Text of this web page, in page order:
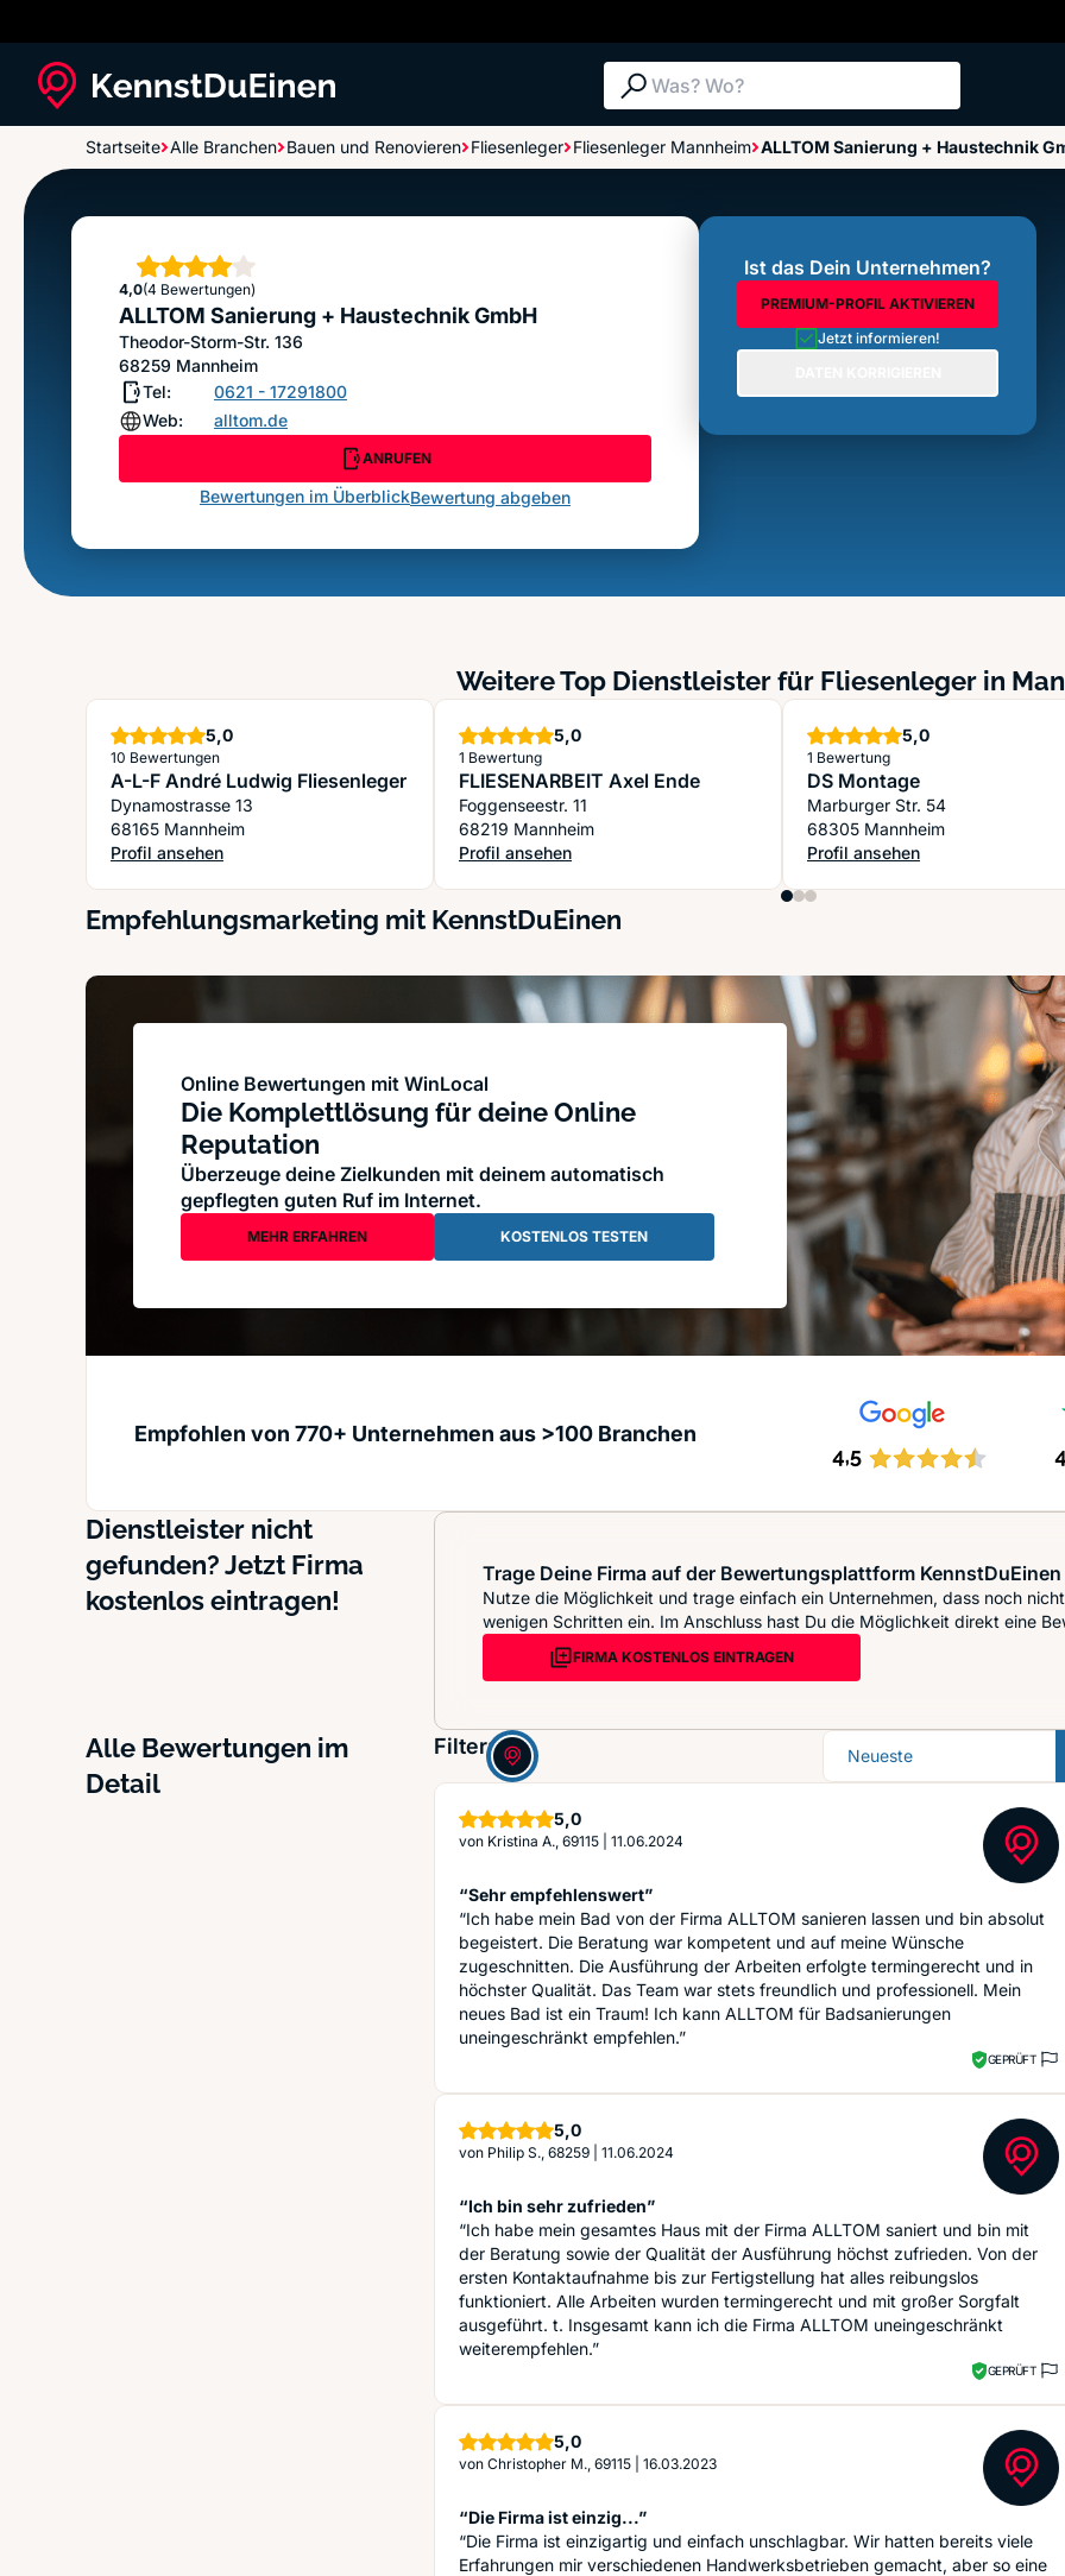
Suche: Was? Wo?
Startseite Alle Branchen Bauen und Renovieren Fliesenleger Fliesenleger Mannheim ALLTOM Sanierung + Haustechnik
ALLTOM Sanierung + Haustechnik GmbH
4,0
Sterne
(4 Bewertungen)
ALLTOM Sanierung + Haustechnik GmbH
Theodor-Storm-Str. 136
68259 Mannheim
Tel:
0621 - 17291800
Web:
alltom.de
ANRUFEN
Bewertungen im ÜberblickBewertung abgeben
Ist das Dein Unternehmen?
PREMIUM-PROFIL AKTIVIEREN
Jetzt informieren!
Weitere Top Dienstleister für Fliesenleger in
5,0Sterne
10 Bewertungen
A-L-F André Ludwig Fliesenleger
Dynamostrasse 13
68165 Mannheim
Profil ansehen
: A-L-F André Ludwig Fliesenleger
5,0Sterne
1 Bewertung
FLIESENARBEIT Axel Ende
Foggenseestr. 11
68219 Mannheim
Profil ansehen
: FLIESENARBEIT Axel Ende
5,0Sterne
1 Bewertung
DS Montage
Marburger Str. 54
68305 Mannheim
Profil ansehen
: DS Montage
Empfehlungsmarketing mit KennstDuEinen
Online Bewertungen mit WinLocal
Die Komplettlösung für deine Online
Reputation
Überzeuge deine Zielkunden mit deinem automatisch
gepflegten guten Ruf im Internet.
MEHR ERFAHREN KOSTENLOS TESTEN
Empfohlen von 770+ Unternehmen aus >100 Branchen
Dienstleister nicht
gefunden? Jetzt Firma
kostenlos eintragen!
Trage Deine Firma auf der Bewertungsplattform
Nutze die Möglichkeit und trage einfach ein Unternehmen, dass noch
wenigen Schritten ein. Im Anschluss hast Du die Möglichkeit direkt eine
FIRMA KOSTENLOS EINTRAGEN
Alle Bewertungen im
Detail
Filter: Sortierung
5,0Sterne
von Kristina A., 69115 11.06.2024
“Sehr empfehlenswert”
“Ich habe mein Bad von der Firma ALLTOM sanieren lassen und bin absolut
begeistert. Die Beratung war kompetent und auf meine Wünsche
zugeschnitten. Die Ausführung der Arbeiten erfolgte termingerecht und in
höchster Qualität. Das Team war stets freundlich und professionell. Mein
neues Bad ist ein Traum! Ich kann ALLTOM für Badsanierungen
uneingeschränkt empfehlen.”
GEPRÜFT
5,0Sterne
von Philip S., 68259 11.06.2024
“Ich bin sehr zufrieden”
“Ich habe mein gesamtes Haus mit der Firma ALLTOM saniert und bin mit
der Beratung sowie der Qualität der Ausführung höchst zufrieden. Von der
ersten Kontaktaufnahme bis zur Fertigstellung hat alles reibungslos
funktioniert. Alle Arbeiten wurden termingerecht und mit großer Sorgfalt
ausgeführt. t. Insgesamt kann ich die Firma ALLTOM uneingeschränkt
weiterempfehlen.”
GEPRÜFT
5,0Sterne
von Christopher M., 69115 16.03.2023
“Die Firma ist einzig...”
“Die Firma ist einzigartig und einfach unschlagbar. Wir hatten bereits viele
Erfahrungen mir verschiedenen Handwerksbetrieben gemacht, aber so eine